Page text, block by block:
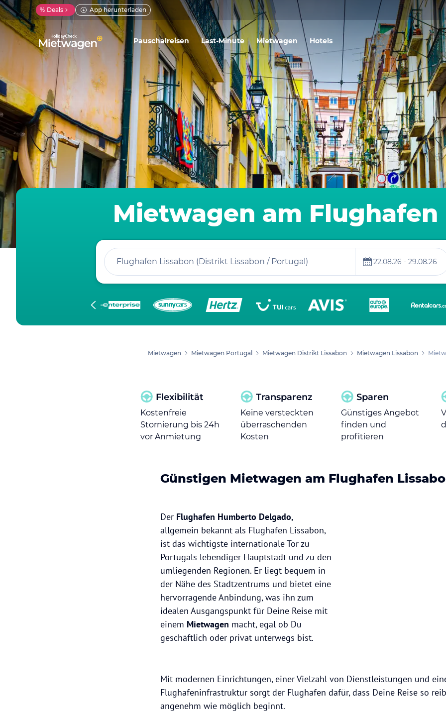
% Deals App herunterladen
Pauschalreisen Last-Minute Mietwagen Hotels
Mietwagen am Flughafen
Flughafen Lissabon (Distrikt Lissabon / Portugal) 22.08.26 - 29.08.26
Mietwagen Mietwagen Portugal Mietwagen Distrikt Lissabon Mietwagen Lissabon
Flexibilität
Kostenfreie
Stornierung bis 24h
vor Anmietung
Transparenz
Keine versteckten
überraschenden
Kosten
Sparen
Günstiges Angebot
finden und
profitieren
Günstigen Mietwagen am Flughafen
Der Flughafen Humberto Delgado,
allgemein bekannt als Flughafen Lissabon,
ist das wichtigste internationale Tor zu
Portugals lebendiger Hauptstadt und zu den
umliegenden Regionen. Er liegt bequem in
der Nähe des Stadtzentrums und bietet eine
hervorragende Anbindung, was ihn zum
idealen Ausgangspunkt für Deine Reise mit
einem Mietwagen macht, egal ob Du
geschäftlich oder privat unterwegs bist.
Mit modernen Einrichtungen, einer Vielzahl von Dienstleistungen und
Flughafeninfrastruktur sorgt der Flughafen dafür, dass Deine Reise so
angenehm wie möglich beginnt.